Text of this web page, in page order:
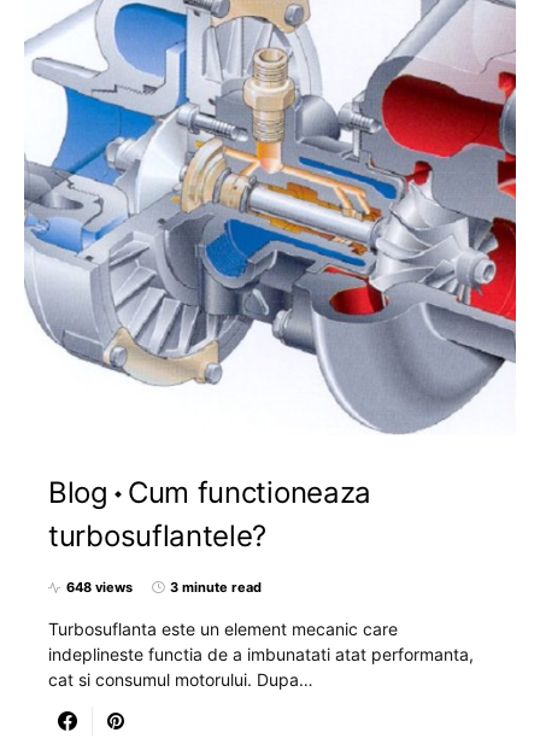
Blog
Cum functioneaza
turbosuflantele?
648 views 3 minute read
Turbosuflanta este un element mecanic care
indeplineste functia de a imbunatati atat performanta,
cat si consumul motorului. Dupa…